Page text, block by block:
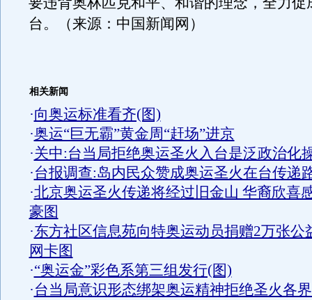
台。（来源：中国新闻网）
相关新闻
·向奥运标准看齐(图)
·奥运“巨无霸”黄金周“赶场”进京
·关中:台当局拒绝奥运圣火入台是泛政治化
·台报调查:岛内民众赞成奥运圣火在台传递
·北京奥运圣火传递将经过旧金山 华裔欣喜
豪图
·东方社区信息苑向特奥运动员捐赠2万张公
网卡图
·“奥运金”彩色系第三组发行(图)
·台当局意识形态绑架奥运精神拒绝圣火各